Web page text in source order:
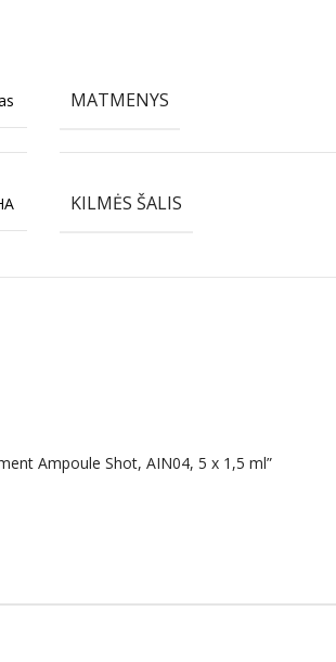
MATMENYS
KILMĖS ŠALIS
Ampoule Shot, AIN04, 5 x 1,5 ml”